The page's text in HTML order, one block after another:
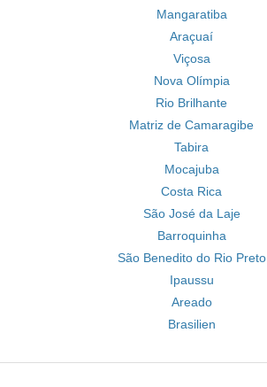
Mangaratiba
Araçuaí
Viçosa
Nova Olímpia
Rio Brilhante
Matriz de Camaragibe
Tabira
Mocajuba
Costa Rica
São José da Laje
Barroquinha
São Benedito do Rio Preto
Ipaussu
Areado
Brasilien